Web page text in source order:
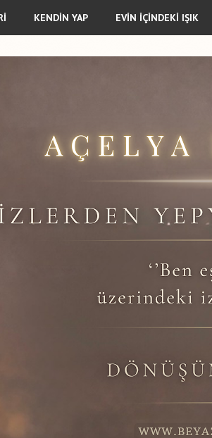
KENDİN YAP EVİN İÇİNDEKİ IŞIK